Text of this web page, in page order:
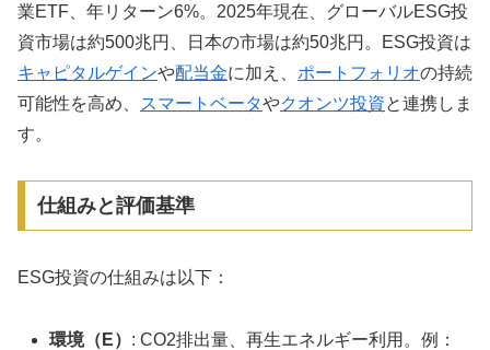
業ETF、年リターン6%。2025年現在、グローバルESG投
資市場は約500兆円、日本の市場は約50兆円。ESG投資は
キャピタルゲインや配当金に加え、 ポートフォリオの持続
可能性を高め、
スマートベータやクオンツ投資と連携しま
す。
仕組みと評価基準
ESG投資の仕組みは以下：
環境（E） : CO2排出量、再生エネルギー利用。例：